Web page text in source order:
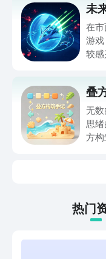
未
在
游
较
关链
高
张
关
叠
无
思
方
情
下
热门